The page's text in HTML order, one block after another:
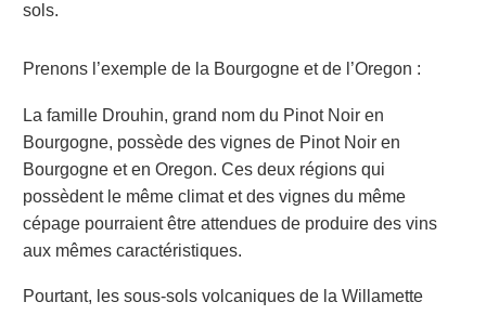
sols.
Prenons l’exemple de la Bourgogne et de l’Oregon :
La famille Drouhin, grand nom du Pinot Noir en
Bourgogne, possède des vignes de Pinot Noir en
Bourgogne et en Oregon. Ces deux régions qui
possèdent le même climat et des vignes du même
cépage pourraient être attendues de produire des vins
aux mêmes caractéristiques.
Pourtant, les sous-sols volcaniques de la Willamette